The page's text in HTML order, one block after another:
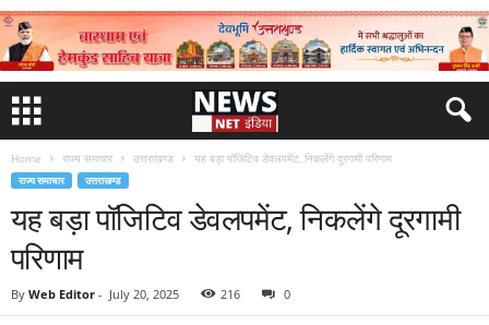
Home राज्य समाचार उत्तराखण्ड यह बड़ा पॉजिटिव डेवलपमेंट, निकलेंगे दूरगामी परिणाम
राज्य समाचार उत्तराखण्ड
यह बड़ा पॉजिटिव डेवलपमेंट, निकलेंगे दूरगामी
परिणाम
By Web Editor - July 20, 2025 216 0